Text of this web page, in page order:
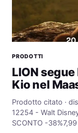
PRODOTTI
LION
Kio nel
Prodotto citato ·
12254 - Walt
SCONTO -